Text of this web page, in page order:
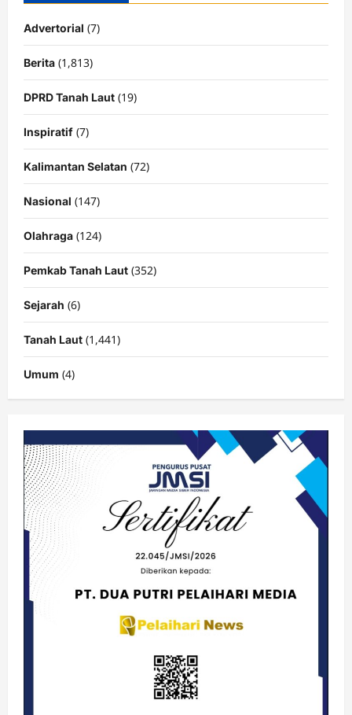
Advertorial (7)
Berita (1,813)
DPRD Tanah Laut (19)
Inspiratif (7)
Kalimantan Selatan (72)
Nasional (147)
Olahraga (124)
Pemkab Tanah Laut (352)
Sejarah (6)
Tanah Laut (1,441)
Umum (4)